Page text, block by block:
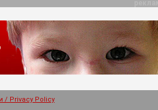
/ Privacy Policy